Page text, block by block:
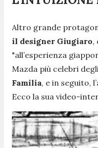
Altro grande
il designer Giugiaro,
"all’esperienza
Mazda più celebri
Familia, e in seguito,
Ecco la sua video-